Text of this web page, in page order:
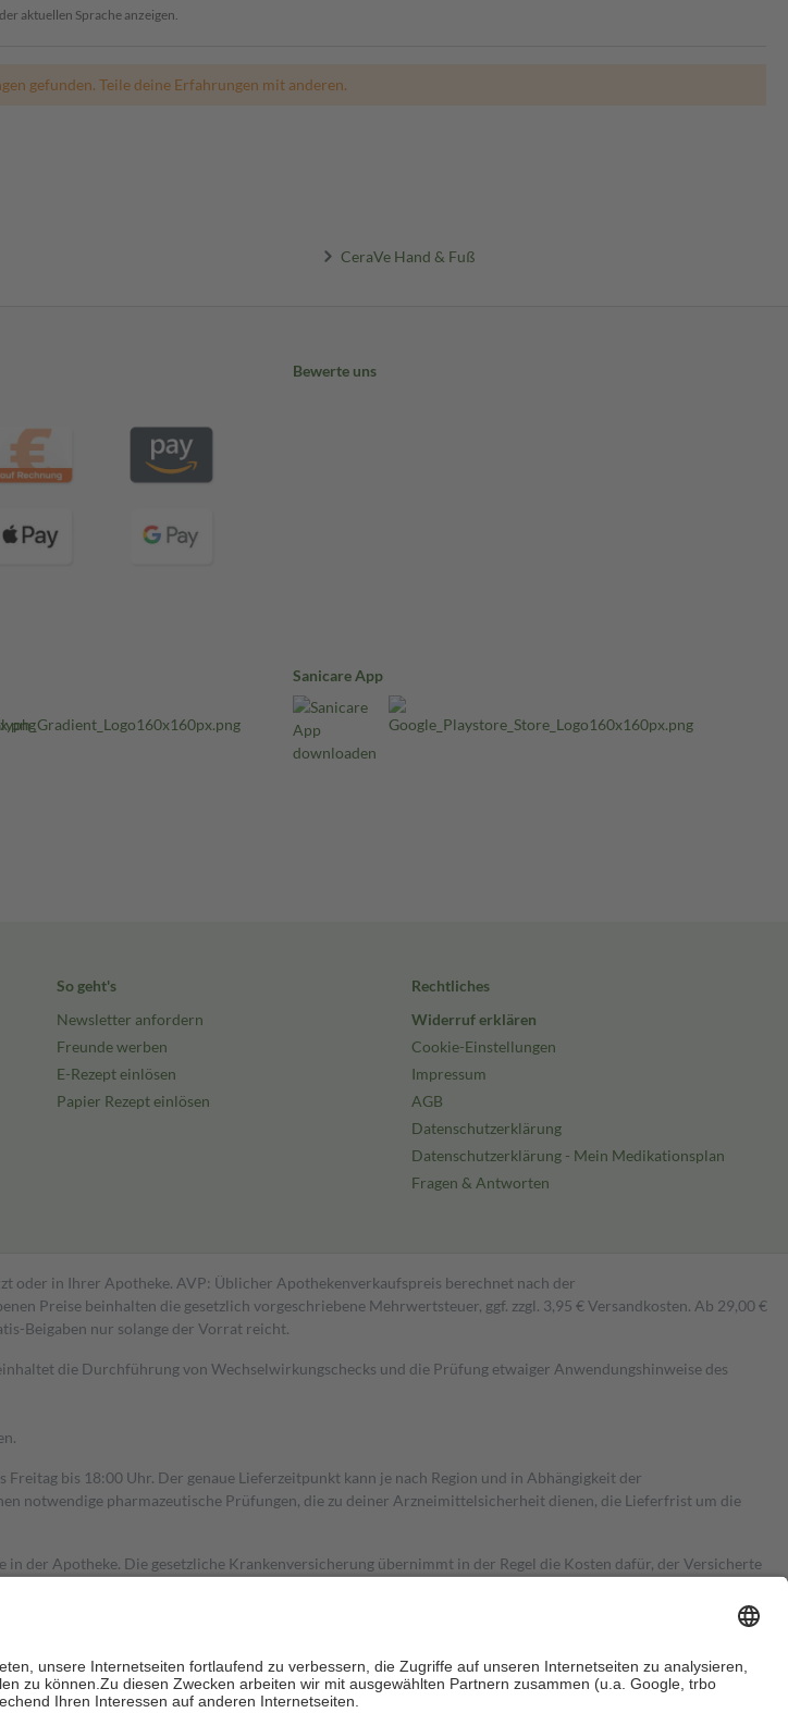
aktuellen Sprache anzeigen.
gefunden. Teile deine Erfahrungen mit anderen.
CeraVe Hand & Fuß
Bewerte uns
Sanicare App
So geht's
Newsletter anfordern
Freunde werben
E-Rezept einlösen
Papier Rezept einlösen
Rechtliches
Widerruf erklären
Cookie-Einstellungen
Impressum
AGB
Datenschutzerklärung
Datenschutzerklärung - Mein Medikationsplan
Fragen & Antworten
oder in Ihrer Apotheke. AVP: Üblicher Apothekenverkaufspreis berechnet nach der
Preise beinhalten die gesetzlich vorgeschriebene Mehrwertsteuer, ggf. zzgl. 3,95 € Versandkosten. Ab 29,00 €
Beigaben nur solange der Vorrat reicht.
die Durchführung von Wechselwirkungschecks und die Prüfung etwaiger Anwendungshinweise des
bis 18:00 Uhr. Der genaue Lieferzeitpunkt kann je nach Region und in Abhängigkeit der
notwendige pharmazeutische Prüfungen, die zu deiner Arzneimittelsicherheit dienen, die Lieferfrist um die
der Apotheke. Die gesetzliche Krankenversicherung übernimmt in der Regel die Kosten dafür, der Versicherte
Es sind jedoch nie mehr als die tatsächlichen Kosten der Leistung
zehn Euro je Verordnung.
der Familie zu unterstützen, fallenkeine Zuzahlungen